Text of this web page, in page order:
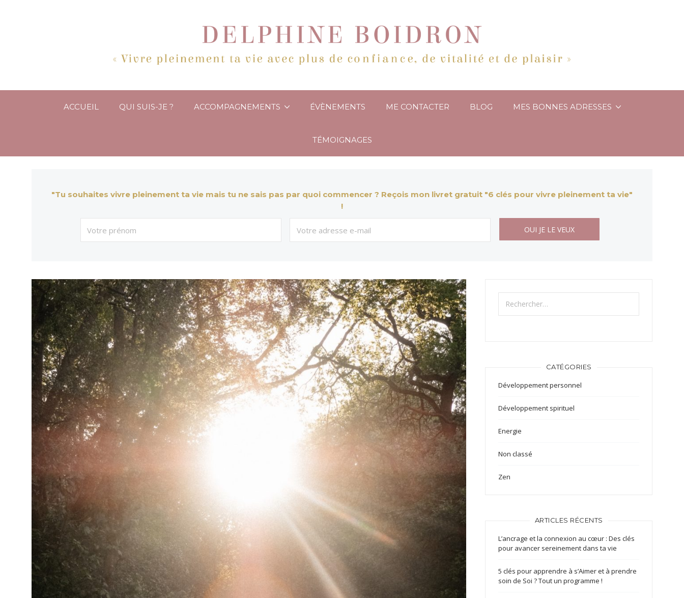
ACCUEIL QUI SUIS-JE ? ACCOMPAGNEMENTS ÉVÈNEMENTS ME CONTACTER BLOG MES BONNES ADRESSES
TÉMOIGNAGES
"Tu souhaites vivre pleinement ta vie mais tu ne sais pas par quoi commencer ? Reçois mon livret gratuit "6 clés pour vivre pleinement ta vie"
!
CATÉGORIES
Développement personnel
Développement spirituel
Energie
Non classé
Zen
ARTICLES RÉCENTS
L’ancrage et la connexion au cœur : Des clés
pour avancer sereinement dans ta vie
5 clés pour apprendre à s’Aimer et à prendre
soin de Soi ? Tout un programme !